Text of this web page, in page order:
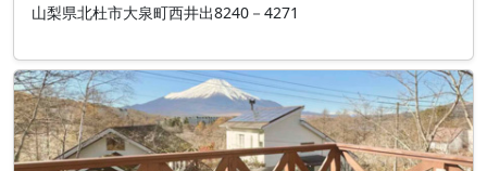
山梨県北杜市大泉町西井出8240－4271